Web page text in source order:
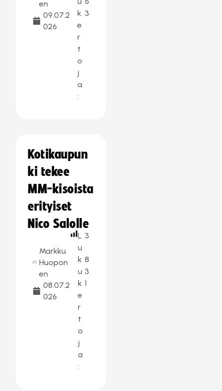
en
09.07.2
026
k
e
r
t
o
j
a
:
3
Kotikaupun
ki tekee
MM-kisoista
erityiset
Nico Salolle
Markku
Huopon
en
08.07.2
026
L
u
k
u
k
e
r
t
o
j
a
:
3
8
3
1